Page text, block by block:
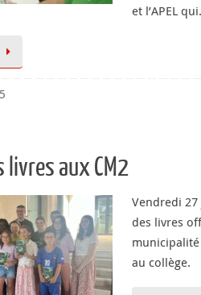
et l’APEL
livres aux CM2
Vendredi
des livres
au